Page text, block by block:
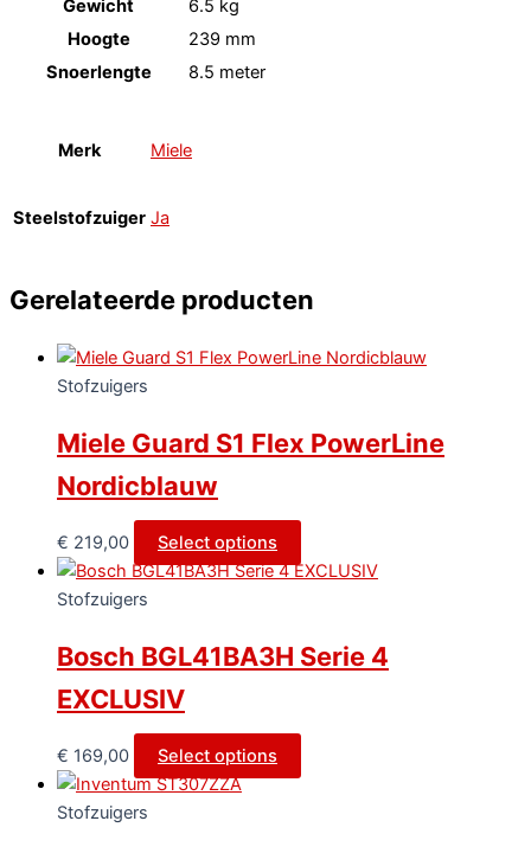
Gewicht
6.5 kg
Hoogte
239 mm
Snoerlengte
8.5 meter
Merk Miele
Steelstofzuiger Ja
Gerelateerde producten
Stofzuigers
Miele Guard S1 Flex PowerLine
Nordicblauw
€ 219,00 Select options
Stofzuigers
Bosch BGL41BA3H Serie 4
EXCLUSIV
€ 169,00 Select options
Stofzuigers